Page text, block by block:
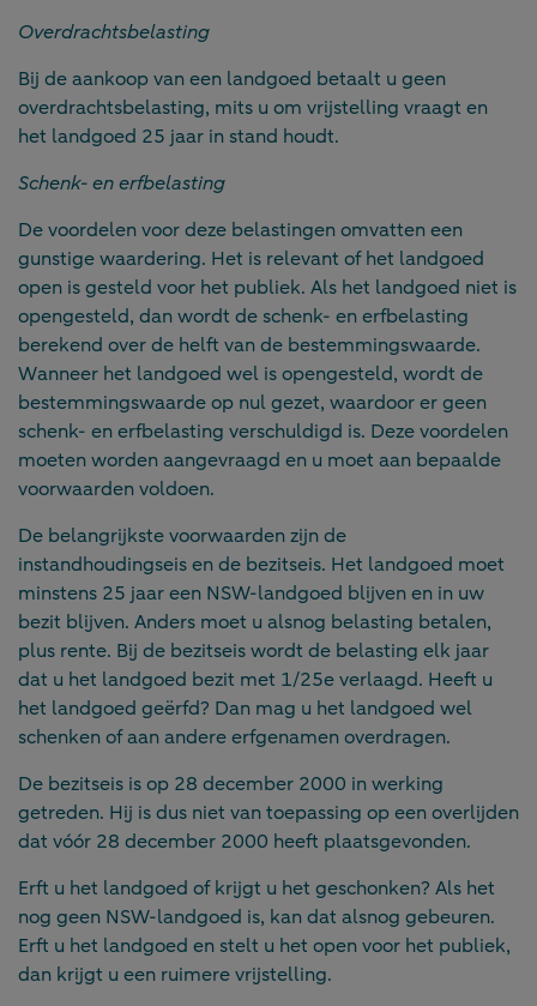
Overdrachtsbelasting
Bij de aankoop van een landgoed betaalt u geen
overdrachtsbelasting, mits u om vrijstelling vraagt en
het landgoed 25 jaar in stand houdt.
Schenk- en erfbelasting
De voordelen voor deze belastingen omvatten een
gunstige waardering. Het is relevant of het landgoed
open is gesteld voor het publiek. Als het landgoed niet is
opengesteld, dan wordt de schenk- en erfbelasting
berekend over de helft van de bestemmingswaarde.
Wanneer het landgoed wel is opengesteld, wordt de
bestemmingswaarde op nul gezet, waardoor er geen
schenk- en erfbelasting verschuldigd is. Deze voordelen
moeten worden aangevraagd en u moet aan bepaalde
voorwaarden voldoen.
De belangrijkste voorwaarden zijn de
instandhoudingseis en de bezitseis. Het landgoed moet
minstens 25 jaar een NSW-landgoed blijven en in uw
bezit blijven. Anders moet u alsnog belasting betalen,
plus rente. Bij de bezitseis wordt de belasting elk jaar
dat u het landgoed bezit met 1/25e verlaagd. Heeft u
het landgoed geërfd? Dan mag u het landgoed wel
schenken of aan andere erfgenamen overdragen.
De bezitseis is op 28 december 2000 in werking
getreden. Hij is dus niet van toepassing op een overlijden
dat vóór 28 december 2000 heeft plaatsgevonden.
Erft u het landgoed of krijgt u het geschonken? Als het
nog geen NSW-landgoed is, kan dat alsnog gebeuren.
Erft u het landgoed en stelt u het open voor het publiek,
dan krijgt u een ruimere vrijstelling.